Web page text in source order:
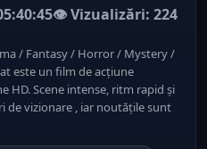
👁️ Vizualizări: 224
/ Fantasy / Horror / Mystery /
este un film de acțiune
HD. Scene intense, ritm rapid și
de vizionare , iar noutățile sunt